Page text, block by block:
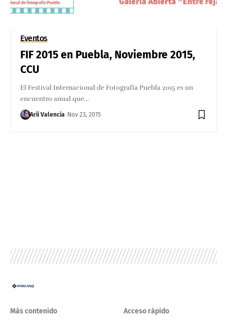
Eventos
FIF 2015 en Puebla, Noviembre 2015,
CCU
El Festival Internacional de Fotografía Puebla 2015 es un
encuentro anual que…
Arii Valencia Nov 23, 2015
Más contenido Acceso rápido